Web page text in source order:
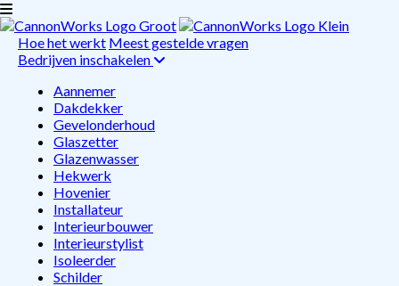
Hoe het werkt Meest gestelde vragen
Bedrijven inschakelen
Aannemer
Dakdekker
Gevelonderhoud
Glaszetter
Glazenwasser
Hekwerk
Hovenier
Installateur
Interieurbouwer
Interieurstylist
Isoleerder
Schilder